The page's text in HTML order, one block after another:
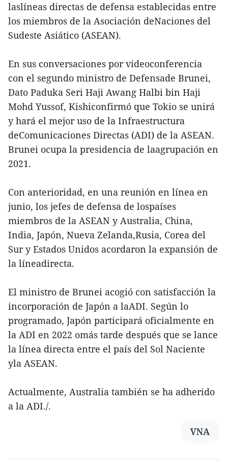
laslíneas directas de defensa establecidas entre
los miembros de la Asociación deNaciones del
Sudeste Asiático (ASEAN).
En sus conversaciones por videoconferencia
con el segundo ministro de Defensade Brunei,
Dato Paduka Seri Haji Awang Halbi bin Haji
Mohd Yussof, Kishiconfirmó que Tokio se unirá
y hará el mejor uso de la Infraestructura
deComunicaciones Directas (ADI) de la ASEAN.
Brunei ocupa la presidencia de laagrupación en
2021.
Con anterioridad, en una reunión en línea en
junio, los jefes de defensa de lospaíses
miembros de la ASEAN y Australia, China,
India, Japón, Nueva Zelanda,Rusia, Corea del
Sur y Estados Unidos acordaron la expansión de
la líneadirecta.
El ministro de Brunei acogió con satisfacción la
incorporación de Japón a laADI. Según lo
programado, Japón participará oficialmente en
la ADI en 2022 omás tarde después que se lance
la línea directa entre el país del Sol Naciente
yla ASEAN.
Actualmente, Australia también se ha adherido
a la ADI./.
VNA